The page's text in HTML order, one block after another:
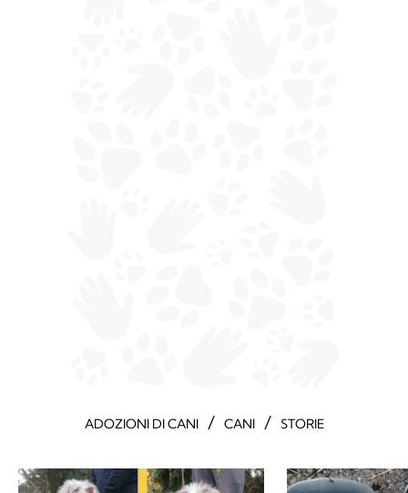
ADOZIONI DI CANI / CANI / STORIE